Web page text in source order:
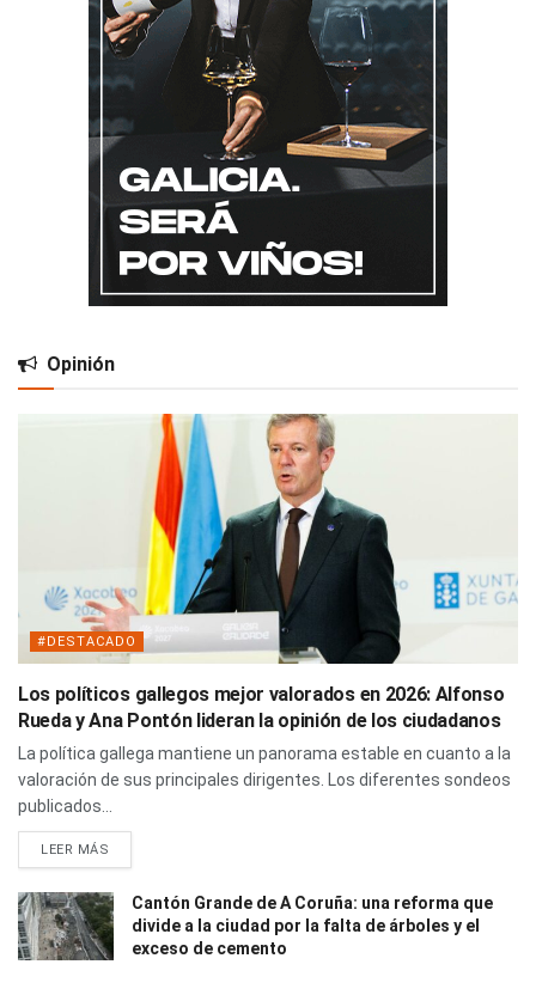
Opinión
#DESTACADO
Los políticos gallegos mejor valorados en 2026: Alfonso
Rueda y Ana Pontón lideran la opinión de los ciudadanos
La política gallega mantiene un panorama estable en cuanto a la
valoración de sus principales dirigentes. Los diferentes sondeos
publicados...
LEER MÁS
Cantón Grande de A Coruña: una reforma que
divide a la ciudad por la falta de árboles y el
exceso de cemento